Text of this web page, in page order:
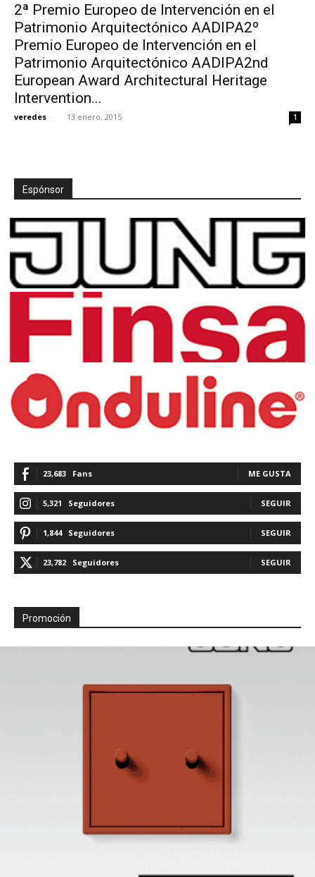
2ª Premio Europeo de Intervención en el
Patrimonio Arquitectónico AADIPA2º
Premio Europeo de Intervención en el
Patrimonio Arquitectónico AADIPA2nd
European Award Architectural Heritage
Intervention...
veredes - 13 enero, 2015 1
Espónsor
23,683 Fans ME GUSTA
5,321 Seguidores SEGUIR
1,844 Seguidores SEGUIR
23,782 Seguidores SEGUIR
Promoción